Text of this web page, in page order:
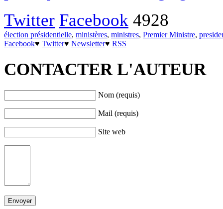
Twitter Facebook 4928
élection présidentielle, ministères, ministres, Premier Ministre,
Facebook♥ Twitter♥ Newsletter♥ RSS
CONTACTER L'AUTEUR
Nom (requis)
Mail (requis)
Site web